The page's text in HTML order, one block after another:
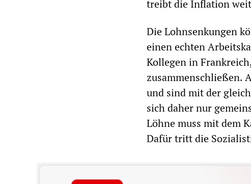
treibt die Inflation
Die Lohnsenkungen
einen echten
Kollegen in
zusammenschließen.
und sind mit der
sich daher nur
Löhne muss mit dem
Dafür tritt die